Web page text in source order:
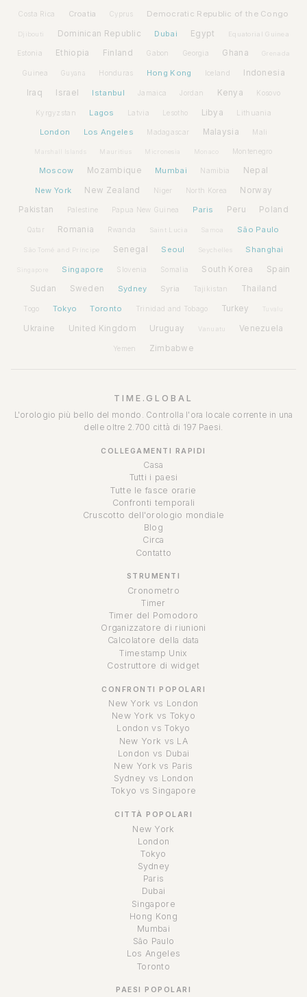
Costa Rica Croatia Cyprus Democratic Republic of the Congo
Djibouti Dominican Republic Dubai Egypt Equatorial Guinea
Estonia Ethiopia Finland Gabon Georgia Ghana Grenada
Guinea Guyana Honduras Hong Kong Iceland Indonesia
Iraq Israel Istanbul Jamaica Jordan Kenya Kosovo
Kyrgyzstan Lagos Latvia Lesotho Libya Lithuania
London Los Angeles Madagascar Malaysia Mali
Marshall Islands Mauritius Micronesia Monaco Montenegro
Moscow Mozambique Mumbai Namibia Nepal
New York New Zealand Niger North Korea Norway
Pakistan Palestine Papua New Guinea Paris Peru Poland
Qatar Romania Rwanda Saint Lucia Samoa São Paulo
São Tomé and Príncipe Senegal Seoul Seychelles Shanghai
Singapore Slovenia Somalia South Korea Spain
Sudan Sweden Sydney Syria Tajikistan Thailand
Togo Tokyo Toronto Trinidad and Tobago Turkey Tuvalu
Ukraine United Kingdom Uruguay Vanuatu Venezuela
Yemen Zimbabwe
TIME.GLOBAL
L'orologio più bello del mondo. Controlla l'ora locale corrente in una
delle oltre 2.700 città di 197 Paesi.
COLLEGAMENTI RAPIDI
Casa
Tutti i paesi
Tutte le fasce orarie
Confronti temporali
Cruscotto dell'orologio mondiale
Blog
Circa
Contatto
STRUMENTI
Cronometro
Timer
Timer del Pomodoro
Organizzatore di riunioni
Calcolatore della data
Timestamp Unix
Costruttore di widget
CONFRONTI POPOLARI
New York vs London
New York vs Tokyo
London vs Tokyo
New York vs LA
London vs Dubai
New York vs Paris
Sydney vs London
Tokyo vs Singapore
CITTÀ POPOLARI
New York
London
Tokyo
Sydney
Paris
Dubai
Singapore
Hong Kong
Mumbai
São Paulo
Los Angeles
Toronto
PAESI POPOLARI